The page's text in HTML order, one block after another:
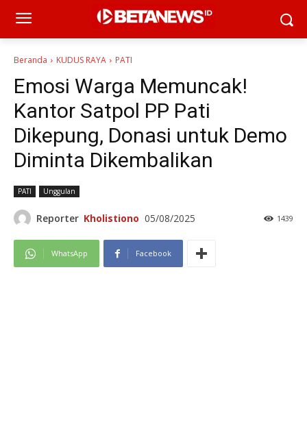
Beranda KUDUS RAYA PATI
Emosi Warga Memuncak!
Kantor Satpol PP Pati
Dikepung, Donasi untuk Demo
Diminta Dikembalikan
PATI Unggulan
Reporter Kholistiono 05/08/2025 1439
WhatsApp Facebook